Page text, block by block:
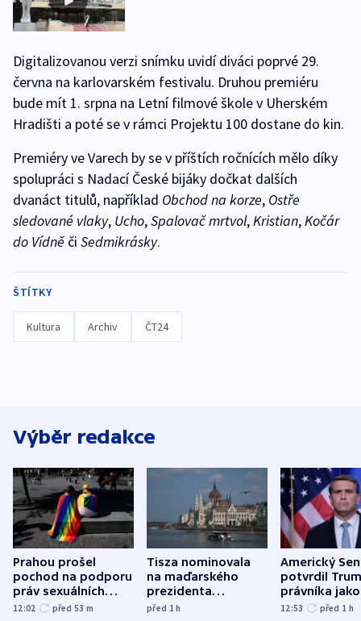
Digitalizovanou verzi snímku uvidí diváci poprvé 29.
června na karlovarském festivalu. Druhou premiéru
bude mít 1. srpna na Letní filmové škole v Uherském
Hradišti a poté se v rámci Projektu 100 dostane do kin.
Premiéry ve Varech by se v příštích ročnících mělo díky
spolupráci s Nadací České bijáky dočkat dalších
dvanáct titulů, například Obchod na korze, Ostře
sledované vlaky, Ucho,Spalovač mrtvol,Kristian,Kočár
do Vídně či Sedmikrásky.
ŠTÍTKY
Kultura Archiv ČT24
Výběr redakce
Prahou prošel
pochod na podporu
práv sexuálních
menšin
12:02 před 53 m
Tisza nominovala
na maďarského
prezidenta
bývalého šéfa
před 1h
Americký
potvrdil
právníka jako
ministra
12:53 před 1 h